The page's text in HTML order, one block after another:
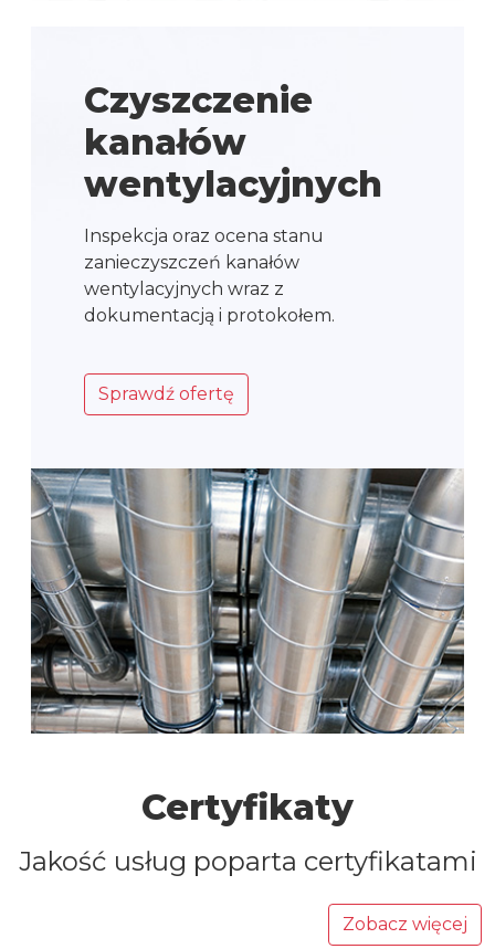
Czyszczenie
kanałów
wentylacyjnych
Inspekcja oraz ocena stanu
zanieczyszczeń kanałów
wentylacyjnych wraz z
dokumentacją i protokołem.
Sprawdź ofertę
Certyfikaty
Jakość usług poparta certyfikatami
Zobacz więcej